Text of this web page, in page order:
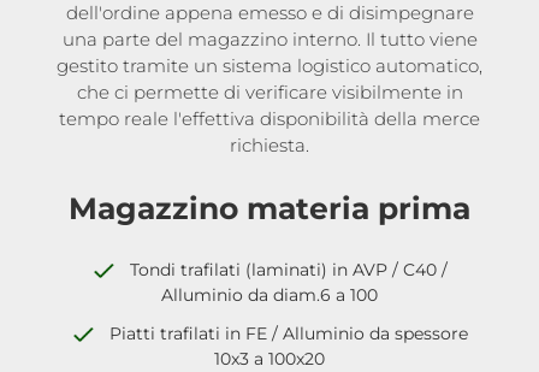
dell'ordine appena emesso e di disimpegnare
una parte del magazzino interno. Il tutto viene
gestito tramite un sistema logistico automatico,
che ci permette di verificare visibilmente in
tempo reale l'effettiva disponibilità della merce
richiesta.
Magazzino materia prima
Tondi trafilati (laminati) in AVP / C40 /
Alluminio da diam.6 a 100
Piatti trafilati in FE / Alluminio da spessore
10x3 a 100x20